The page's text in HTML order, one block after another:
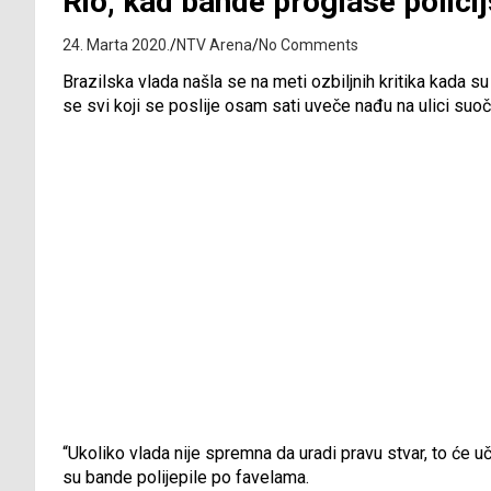
24. Marta 2020. NTV Arena No Comments
Brazilska vlada našla se na meti ozbiljnih kritika kada
se svi koji se poslije osam sati uveče nađu na ulici
“Ukoliko vlada nije spremna da uradi pravu stvar, to će
su bande polijepile po favelama.